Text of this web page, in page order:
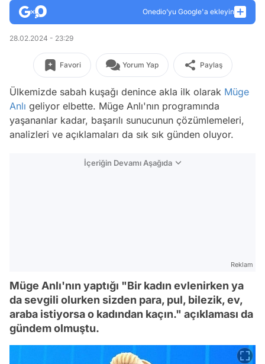
Onedio’yu Google'a ekleyin
28.02.2024 - 23:29
Favori Yorum Yap Paylaş
Ülkemizde sabah kuşağı denince akla ilk olarak Müge
Anlı geliyor elbette. Müge Anlı'nın programında
yaşananlar kadar, başarılı sunucunun çözümlemeleri,
analizleri ve açıklamaları da sık sık günden oluyor.
İçeriğin Devamı Aşağıda
Reklam
Müge Anlı'nın yaptığı "Bir kadın evlenirken ya
da sevgili olurken sizden para, pul, bilezik, ev,
araba istiyorsa o kadından kaçın." açıklaması da
gündem olmuştu.